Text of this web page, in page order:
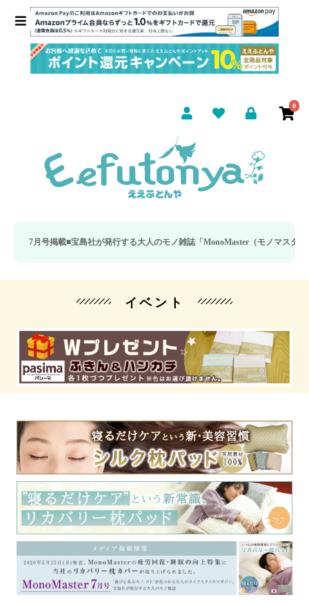
0
号掲載■宝島社が発行する大人のモノ雑誌「MonoMaster（モノマスター）」の
イベント